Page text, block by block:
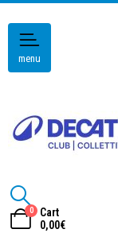
menu
0
Cart
0,00€